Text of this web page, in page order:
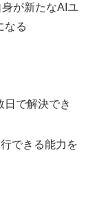
が新たなAIユ
なる
日で解決でき
できる能力を